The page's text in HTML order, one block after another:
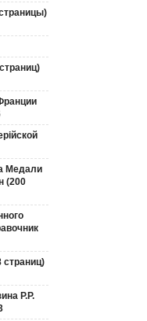
Медали
(200
страниц)
Р.Р.